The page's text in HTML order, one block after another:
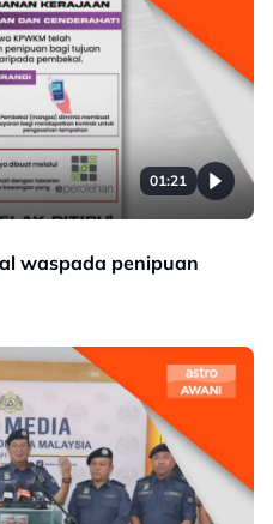
01:21
waspada penipuan